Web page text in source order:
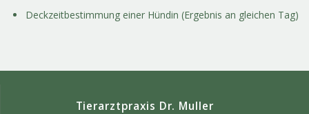
Deckzeitbestimmung einer Hündin (Ergebnis an gleichen Tag)
Tierarztpraxis Dr. Muller